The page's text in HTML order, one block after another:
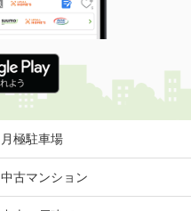
月極駐車場
中古マンション